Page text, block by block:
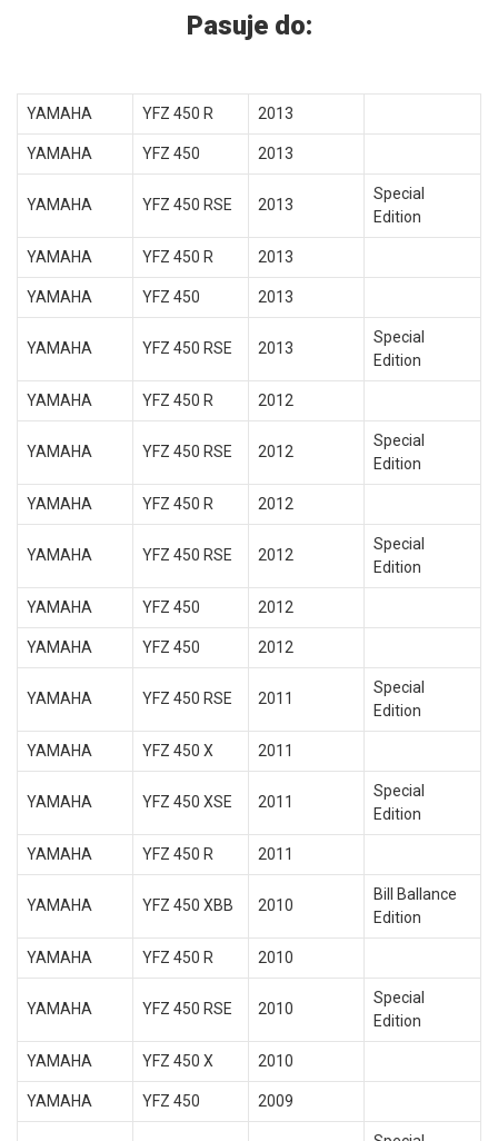
Pasuje do:
YAMAHA YFZ 450 R 2013
YAMAHA YFZ 450 2013
YAMAHA YFZ 450 RSE 2013
Special
Edition
YAMAHA YFZ 450 R 2013
YAMAHA YFZ 450 2013
YAMAHA YFZ 450 RSE 2013
Special
Edition
YAMAHA YFZ 450 R 2012
YAMAHA YFZ 450 RSE 2012
Special
Edition
YAMAHA YFZ 450 R 2012
YAMAHA YFZ 450 RSE 2012
Special
Edition
YAMAHA YFZ 450 2012
YAMAHA YFZ 450 2012
YAMAHA YFZ 450 RSE 2011
Special
Edition
YAMAHA YFZ 450 X 2011
YAMAHA YFZ 450 XSE 2011
Special
Edition
YAMAHA YFZ 450 R 2011
YAMAHA YFZ 450 XBB 2010
Bill Ballance
Edition
YAMAHA YFZ 450 R 2010
YAMAHA YFZ 450 RSE 2010
Special
Edition
YAMAHA YFZ 450 X 2010
YAMAHA YFZ 450 2009